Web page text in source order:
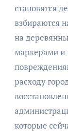
становятся
взбираются
на
маркерами и
расходу
которые